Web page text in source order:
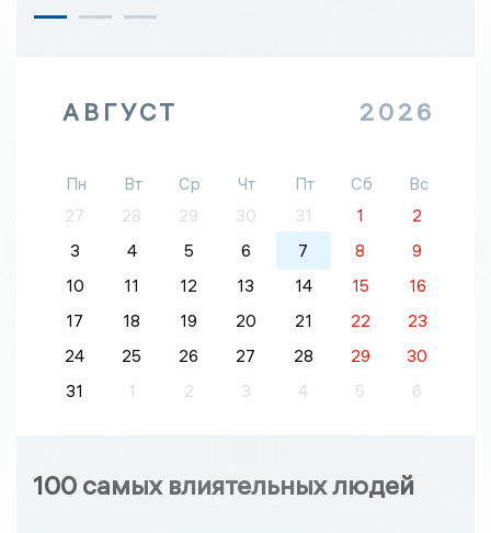
АВГУСТ 2026
Пн Вт Ср Чт Пт Сб
Вс
27
28 29 30 31 1
2
3
4 5 6 7 8
9
10
11 12 13 14 15
16
17
18 19 20 21 22
23
24
25 26 27 28 29
30
31
1 2 3 4 5 6
100 самых влиятельных людей